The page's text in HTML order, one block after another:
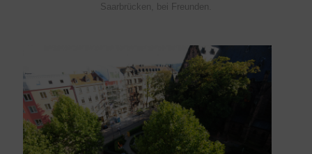
Saarbrücken, bei Freunden.